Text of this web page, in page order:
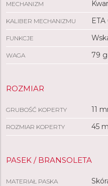
MECHANIZM
KALIBER MECHANIZMU ETA
FUNKCJE
WAGA 79 g
ROZMIAR
GRUBOŚĆ KOPERTY 11
ROZMIAR KOPERTY 45
PASEK / BRANSOLETA
MATERIAŁ PASKA